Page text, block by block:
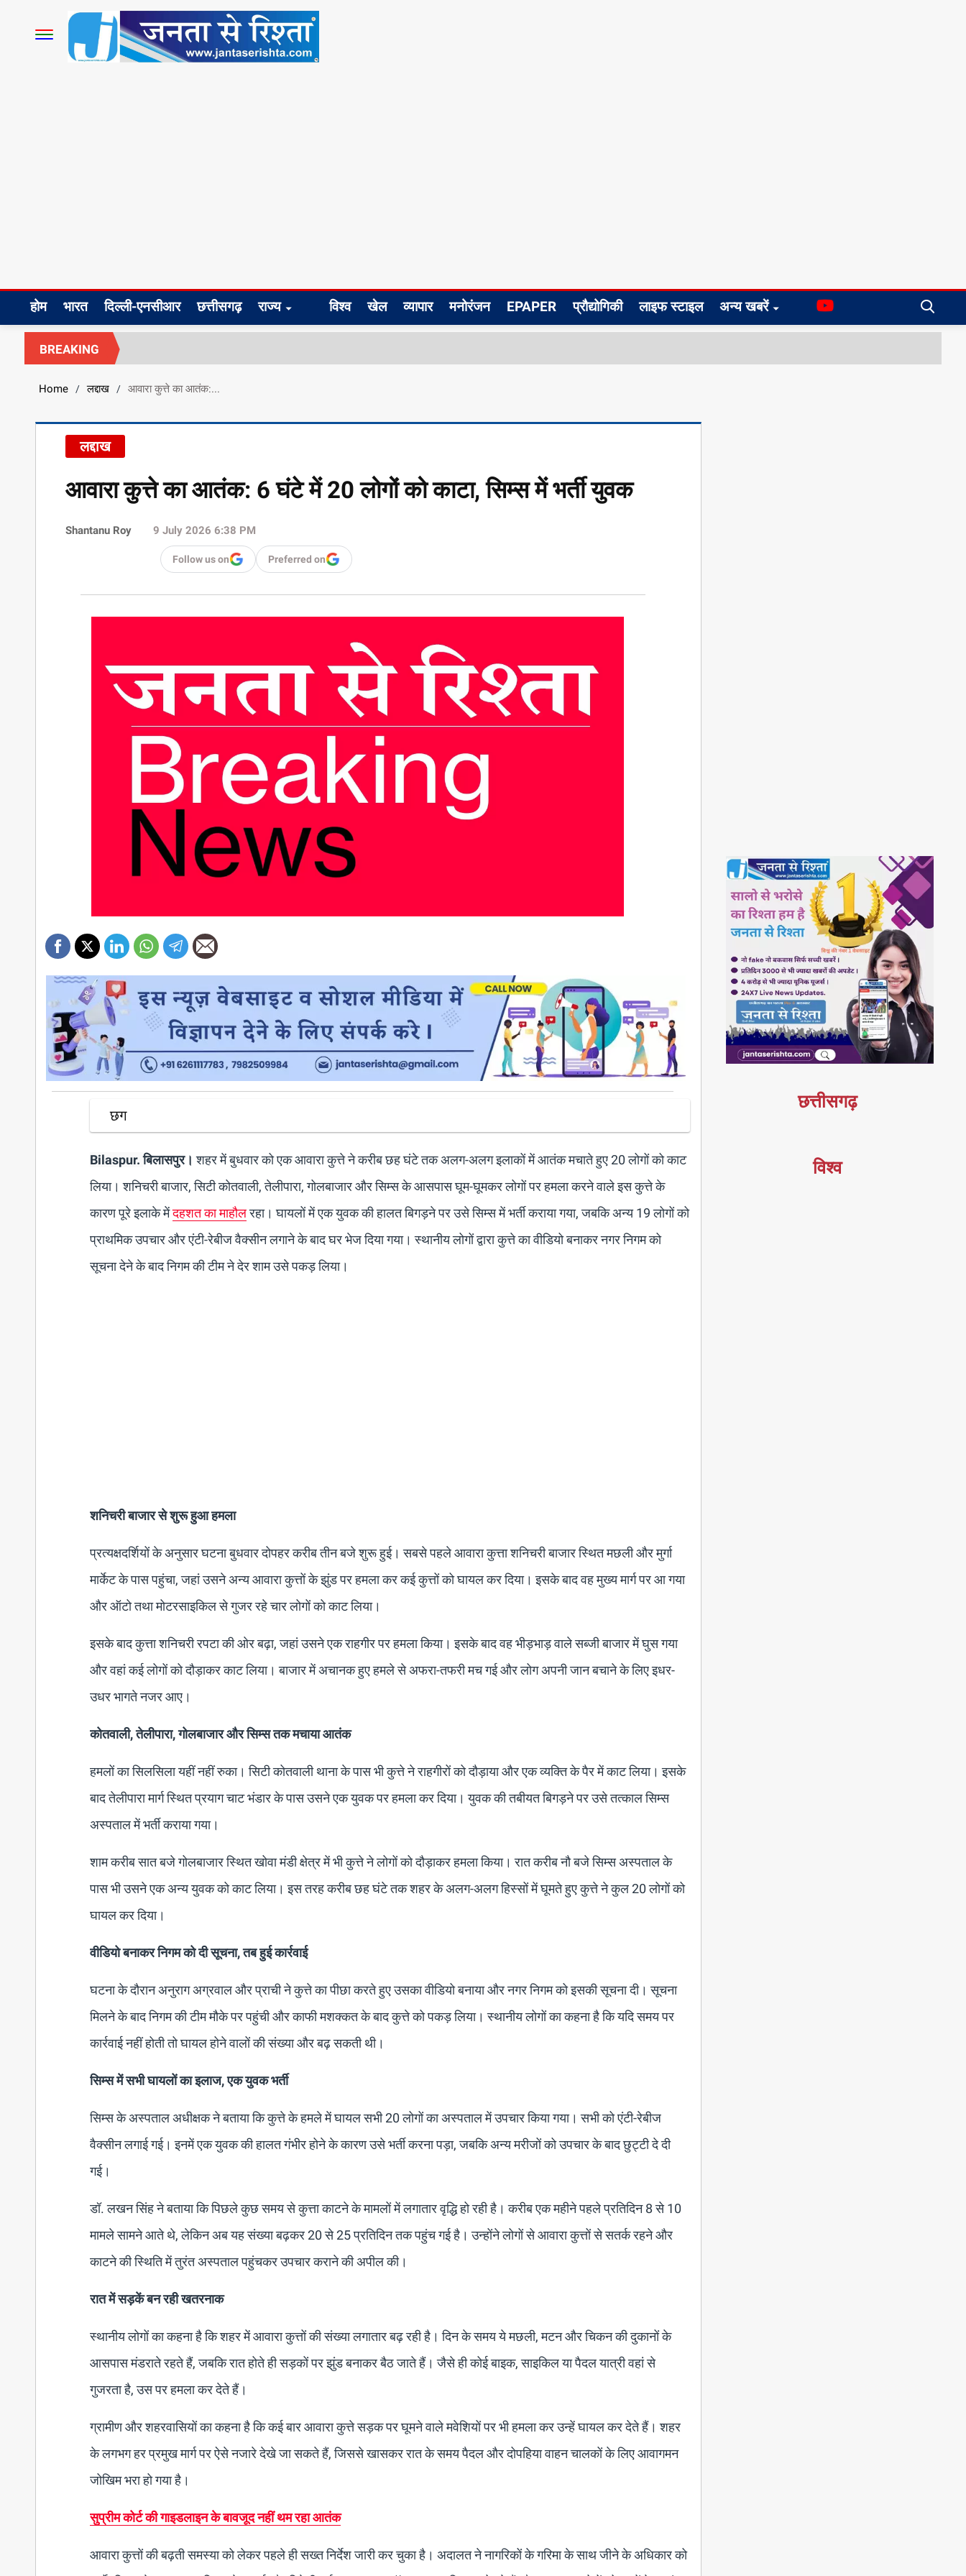
होम भारत दिल्ली-एनसीआर छत्तीसगढ़ राज्य विश्व खेल व्यापार मनोरंजन EPAPER प्रौद्योगिकी लाइफ स्टाइल अन्य खबरें
BREAKING
Home / लद्दाख / आवारा कुत्ते का आतंक:...
लद्दाख
आवारा कुत्ते का आतंक: 6 घंटे में 20 लोगों को काटा, सिम्स में भर्ती युवक
Shantanu Roy 9 July 2026 6:38 PM
Follow us on Preferred on
छग
Bilaspur.बिलासपुर।शहर में बुधवार को एक आवारा कुत्ते ने करीब छह घंटे तक अलग-अलग इलाकों में आतंक मचाते हुए 20 लोगों को काट
लिया। शनिचरी बाजार, सिटी कोतवाली, तेलीपारा, गोलबाजार और सिम्स के आसपास घूम-घूमकर लोगों पर हमला करने वाले इस कुत्ते के
कारण पूरे इलाके मेंदहशत का माहौलरहा। घायलों में एक युवक की हालत बिगड़ने पर उसे सिम्स में भर्ती कराया गया, जबकि अन्य 19 लोगों को
प्राथमिक उपचार और एंटी-रेबीज वैक्सीन लगाने के बाद घर भेज दिया गया। स्थानीय लोगों द्वारा कुत्ते का वीडियो बनाकर नगर निगम को
सूचना देने के बाद निगम की टीम ने देर शाम उसे पकड़ लिया।
शनिचरी बाजार से शुरू हुआ हमला
प्रत्यक्षदर्शियों के अनुसार घटना बुधवार दोपहर करीब तीन बजे शुरू हुई। सबसे पहले आवारा कुत्ता शनिचरी बाजार स्थित मछली और मुर्गा
मार्केट के पास पहुंचा, जहां उसने अन्य आवारा कुत्तों के झुंड पर हमला कर कई कुत्तों को घायल कर दिया। इसके बाद वह मुख्य मार्ग पर आ गया
और ऑटो तथा मोटरसाइकिल से गुजर रहे चार लोगों को काट लिया।
इसके बाद कुत्ता शनिचरी रपटा की ओर बढ़ा, जहां उसने एक राहगीर पर हमला किया। इसके बाद वह भीड़भाड़ वाले सब्जी बाजार में घुस गया
और वहां कई लोगों को दौड़ाकर काट लिया। बाजार में अचानक हुए हमले से अफरा-तफरी मच गई और लोग अपनी जान बचाने के लिए इधर-
उधर भागते नजर आए।
कोतवाली, तेलीपारा, गोलबाजार और सिम्स तक मचाया आतंक
हमलों का सिलसिला यहीं नहीं रुका। सिटी कोतवाली थाना के पास भी कुत्ते ने राहगीरों को दौड़ाया और एक व्यक्ति के पैर में काट लिया। इसके
बाद तेलीपारा मार्ग स्थित प्रयाग चाट भंडार के पास उसने एक युवक पर हमला कर दिया। युवक की तबीयत बिगड़ने पर उसे तत्काल सिम्स
अस्पताल में भर्ती कराया गया।
शाम करीब सात बजे गोलबाजार स्थित खोवा मंडी क्षेत्र में भी कुत्ते ने लोगों को दौड़ाकर हमला किया। रात करीब नौ बजे सिम्स अस्पताल के
पास भी उसने एक अन्य युवक को काट लिया। इस तरह करीब छह घंटे तक शहर के अलग-अलग हिस्सों में घूमते हुए कुत्ते ने कुल 20 लोगों को
घायल कर दिया।
वीडियो बनाकर निगम को दी सूचना, तब हुई कार्रवाई
घटना के दौरान अनुराग अग्रवाल और प्राची ने कुत्ते का पीछा करते हुए उसका वीडियो बनाया और नगर निगम को इसकी सूचना दी। सूचना
मिलने के बाद निगम की टीम मौके पर पहुंची और काफी मशक्कत के बाद कुत्ते को पकड़ लिया। स्थानीय लोगों का कहना है कि यदि समय पर
कार्रवाई नहीं होती तो घायल होने वालों की संख्या और बढ़ सकती थी।
सिम्स में सभी घायलों का इलाज, एक युवक भर्ती
सिम्स के अस्पताल अधीक्षक ने बताया कि कुत्ते के हमले में घायल सभी 20 लोगों का अस्पताल में उपचार किया गया। सभी को एंटी-रेबीज
वैक्सीन लगाई गई। इनमें एक युवक की हालत गंभीर होने के कारण उसे भर्ती करना पड़ा, जबकि अन्य मरीजों को उपचार के बाद छुट्टी दे दी
गई।
डॉ. लखन सिंह ने बताया कि पिछले कुछ समय से कुत्ता काटने के मामलों में लगातार वृद्धि हो रही है। करीब एक महीने पहले प्रतिदिन 8 से 10
मामले सामने आते थे, लेकिन अब यह संख्या बढ़कर 20 से 25 प्रतिदिन तक पहुंच गई है। उन्होंने लोगों से आवारा कुत्तों से सतर्क रहने और
काटने की स्थिति में तुरंत अस्पताल पहुंचकर उपचार कराने की अपील की।
रात में सड़कें बन रही खतरनाक
स्थानीय लोगों का कहना है कि शहर में आवारा कुत्तों की संख्या लगातार बढ़ रही है। दिन के समय ये मछली, मटन और चिकन की दुकानों के
आसपास मंडराते रहते हैं, जबकि रात होते ही सड़कों पर झुंड बनाकर बैठ जाते हैं। जैसे ही कोई बाइक, साइकिल या पैदल यात्री वहां से
गुजरता है, उस पर हमला कर देते हैं।
ग्रामीण और शहरवासियों का कहना है कि कई बार आवारा कुत्ते सड़क पर घूमने वाले मवेशियों पर भी हमला कर उन्हें घायल कर देते हैं। शहर
के लगभग हर प्रमुख मार्ग पर ऐसे नजारे देखे जा सकते हैं, जिससे खासकर रात के समय पैदल और दोपहिया वाहन चालकों के लिए आवागमन
जोखिम भरा हो गया है।
सुप्रीम कोर्ट की गाइडलाइन के बावजूद नहीं थम रहा आतंक
आवारा कुत्तों की बढ़ती समस्या को लेकर पहले ही सख्त निर्देश जारी कर चुका है। अदालत ने नागरिकों के गरिमा के साथ जीने के अधिकार को
छत्तीसगढ़
विश्व